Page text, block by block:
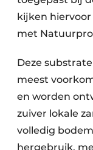
kijken
met
Deze
meest
en worden
zuiver lokale
volledig
hergebruik,